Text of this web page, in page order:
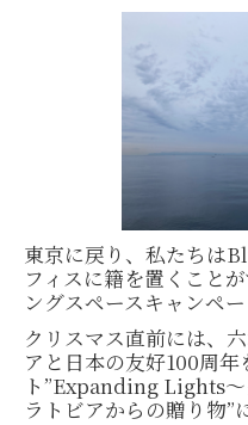
東京に戻り、私たちは
フィスに籍を置くこと
ングスペースキャンペ
クリスマス直前には、
アと日本の友好100周
ト”Expanding Lights〜
ラトビアからの贈り物”